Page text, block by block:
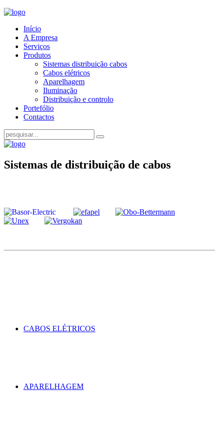
Início
A Empresa
Serviços
Produtos
Sistemas distribuição cabos
Cabos elétricos
Aparelhagem
Iluminação
Distribuição e controlo
Portefólio
Contactos
Sistemas de distribuição de cabos
CABOS ELÉTRICOS
APARELHAGEM